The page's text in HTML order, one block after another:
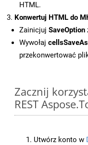
HTML.
Konwertuj HTML do
Zainicjuj SaveOption
Wywołaj
przekonwertować
Zacznij
REST
Utwórz konto w